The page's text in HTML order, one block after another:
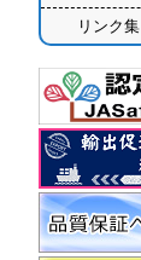
リンク集